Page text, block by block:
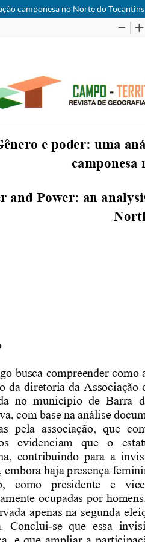
camponesa no Norte do Tocantins